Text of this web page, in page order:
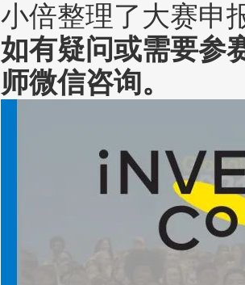
小倍整理了大赛申
如有疑问或需要参
师微信咨询。